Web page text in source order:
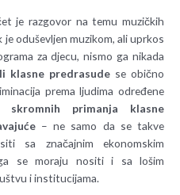
je razgovor na temu muzičkih
oduševljen muzikom, ali uprkos
za djecu, nismo ga nikada
klasne predrasudese obično
prema ljudima određene
skromnih primanja klasne
– ne samo da se takve
sa značajnim ekonomskim
se moraju nositi i sa lošim
i institucijama.